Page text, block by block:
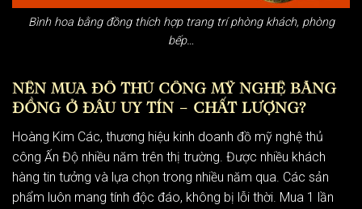
Bình hoa bằng đồng thích hợp trang trí phòng khách, phòng
bếp…
NÊN MUA ĐỒ THỦ CÔNG MỸ NGHỆ BẰNG
ĐỒNG Ở ĐÂU UY TÍN – CHẤT LƯỢNG?
Hoàng Kim Các, thương hiệu kinh doanh đồ mỹ nghệ thủ
công Ấn Độ nhiều năm trên thị trường. Được nhiều khách
hàng tin tưởng và lựa chọn trong nhiều năm qua. Các sản
phẩm luôn mang tính độc đáo, không bị lỗi thời. Mua 1 lần